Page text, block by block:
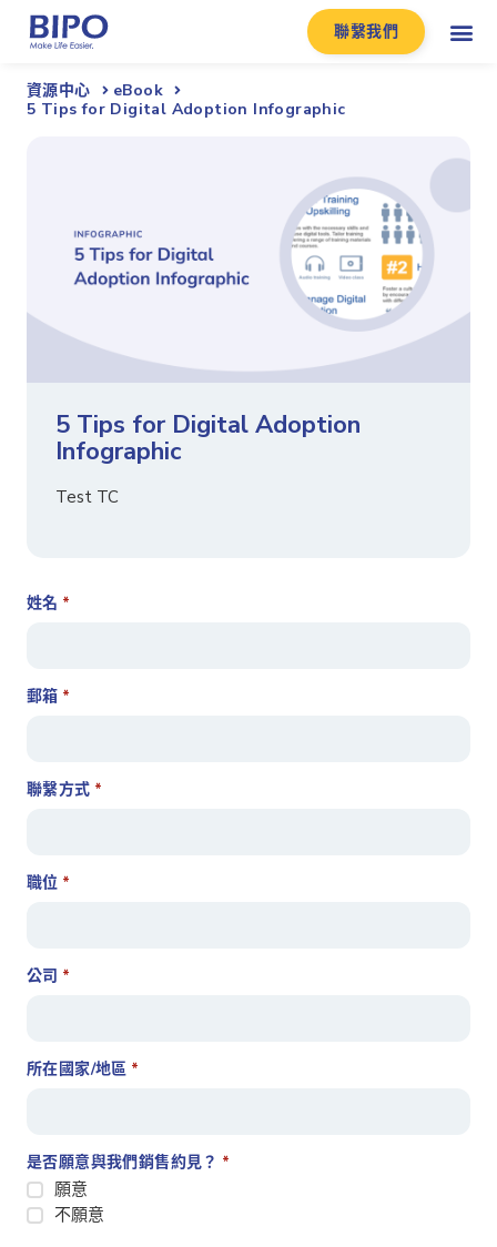
聯繫我們
資源中心
eBook
5 Tips for Digital Adoption Infographic
5 Tips for Digital Adoption
Infographic
Test TC
姓名 *
郵箱 *
聯繫方式 *
職位 *
公司 *
所在國家/地區 *
是否願意與我們銷售約見？ *
願意
不願意